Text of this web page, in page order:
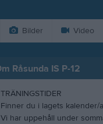
Bilder Video
Råsunda IS P-12
TRÄNINGSTIDER
Finner du i lagets kalender/
Vi har uppehåll under